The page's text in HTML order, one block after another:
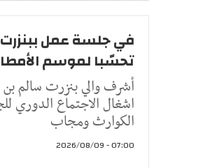
في جلسة عمل
تحسّبا لموسم
أشرف والي بنزرت سالم
اشغال الاجتماع الدوري
الكوارث ومجاب
07:00 - 2026/08/09